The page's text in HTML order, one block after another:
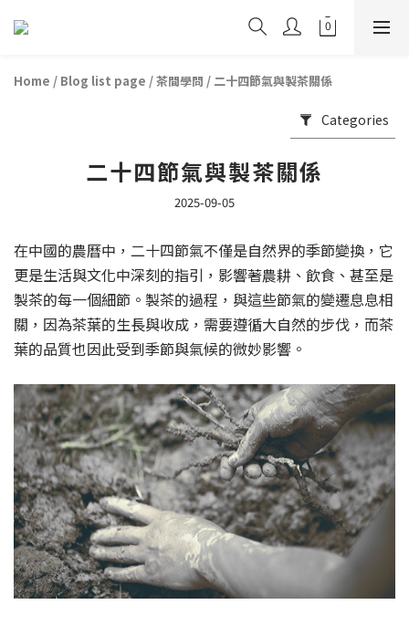
Home / Blog list page /茶間學問 / 二十四節氣與製茶關係
Categories
二十四節氣與製茶關係
2025-09-05
在中國的農曆中，二十四節氣不僅是自然界的季節變換，它
更是生活與文化中深刻的指引，影響著農耕、飲食、甚至是
製茶的每一個細節。製茶的過程，與這些節氣的變遷息息相
關，因為茶葉的生長與收成，需要遵循大自然的步伐，而茶
葉的品質也因此受到季節與氣候的微妙影響。